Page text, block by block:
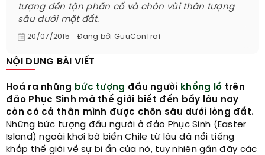
tượng đến tận phần cổ và chôn vùi thân tượng
sâu dưới mặt đất.
20/07/2015 Đăng bởi GuuConTrai
NỘI DUNG BÀI VIẾT
Hoá ra những bức tượng đầu người khổng lồ trên
đảo Phục Sinh mà thế giới biết đến bấy lâu nay
còn có cả thân mình được chôn sâu dưới lòng đất.
Những bức tượng đầu người ở đảo Phục Sinh (Easter
Island) ngoài khơi bờ biển Chile từ lâu đã nổi tiếng
khắp thế giới về sự bí ẩn của nó, tuy nhiên gần đây các